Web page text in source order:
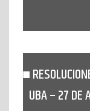
UBA – 27 DE